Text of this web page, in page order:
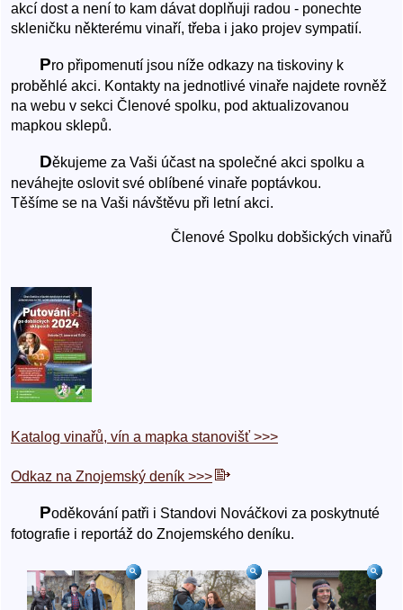
akcí dost a není to kam dávat doplňuji radou - ponechte
skleničku některému vinaří, třeba i jako projev sympatií.
Pro připomenutí jsou níže odkazy na tiskoviny k
proběhlé akci. Kontakty na jednotlivé vinaře najdete rovněž
na webu v sekci Členové spolku, pod aktualizovanou
mapkou sklepů.
Děkujeme za Vaši účast na společné akci spolku a
neváhejte oslovit své oblíbené vinaře poptávkou.
Těšíme se na Vaši návštěvu při letní akci.
Členové Spolku dobšických vinařů
Katalog vinařů, vín a mapka stanovišť >>>
Odkaz na Znojemský deník >>>
Poděkování patři i Standovi Nováčkovi za poskytnuté
fotografie i reportáž do Znojemského deníku.